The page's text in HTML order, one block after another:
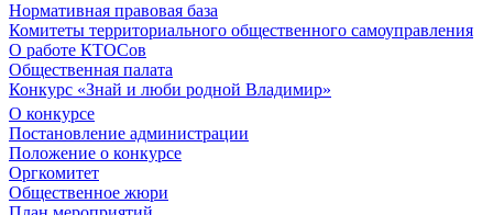
Нормативная правовая база
Комитеты территориального общественного самоуправления
О работе КТОСов
Общественная палата
Конкурс «Знай и люби родной Владимир»
О конкурсе
Постановление администрации
Положение о конкурсе
Оргкомитет
Общественное жюри